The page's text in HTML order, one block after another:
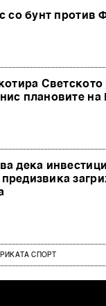
со бунт против
плановите
дека
СПОРТ